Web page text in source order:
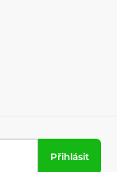
Přihlásit